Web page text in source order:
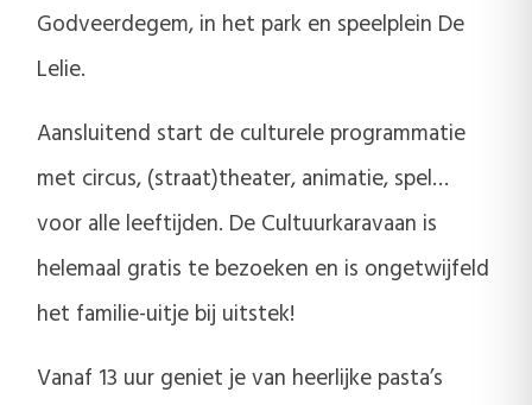
Godveerdegem, in het park en speelplein De
Lelie.
Aansluitend start de culturele programmatie
met circus, (straat)theater, animatie, spel…
voor alle leeftijden. De Cultuurkaravaan is
helemaal gratis te bezoeken en is ongetwijfeld
het familie-uitje bij uitstek!
Vanaf 13 uur geniet je van heerlijke pasta’s